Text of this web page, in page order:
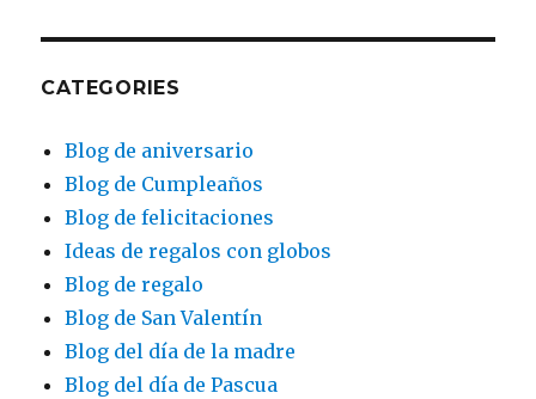
CATEGORIES
Blog de aniversario
Blog de Cumpleaños
Blog de felicitaciones
Ideas de regalos con globos
Blog de regalo
Blog de San Valentín
Blog del día de la madre
Blog del día de Pascua